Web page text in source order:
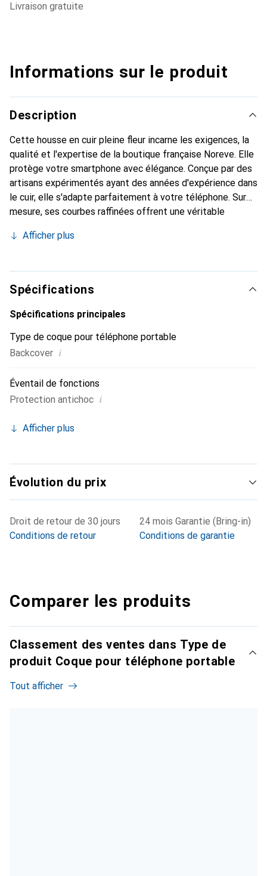
livraison gratuite
Informations sur le produit
Description
Cette housse en cuir pleine fleur incarne les exigences, la
qualité et l'expertise de la boutique française Noreve. Elle
protège votre smartphone avec élégance. Conçue par des
artisans expérimentés ayant des années d'expérience dans
le cuir, elle s'adapte parfaitement à votre téléphone. Sur
mesure, ses courbes raffinées offrent une véritable
indispensable pour votre smartphone. La marque Noreve
haute qualité et constitue un choix fiable pour une
clientèle exigeante.
Afficher plus
Spécifications
Spécifications principales
Type de coque pour téléphone portable
Backcover i
Éventail de fonctions
Protection antichoc i
Afficher plus
Évolution du prix
Droit de retour de 30 jours
Conditions de retour
24 mois Garantie (Bring-in)
Conditions de garantie
Comparer les produits
Classement des ventes dans Type de
produit Coque pour téléphone portable
Tout afficher